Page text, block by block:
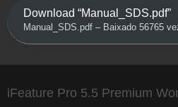
Download “Manual_SDS.pdf”
Manual_SDS.pdf – Baixado 56765
iFeature Pro 5.5 Premium